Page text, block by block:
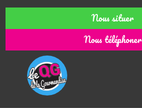
Nous situer
Nous téléphoner